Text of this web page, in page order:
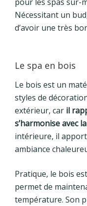
Nécessitant un
d’avoir une très
Le spa en bois
Le bois est un
styles de
extérieur, car il
s’harmonise avec
intérieure, il
ambiance
Pratique, le bois
permet de
température. Son